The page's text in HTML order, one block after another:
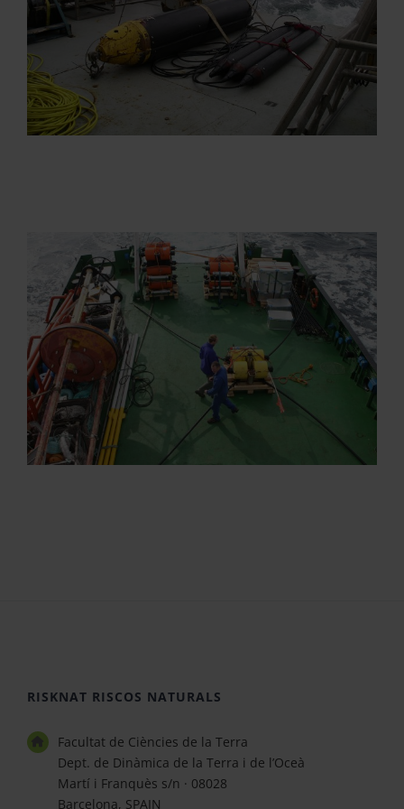
RISKNAT RISCOS NATURALS
Facultat de Ciències de la Terra
Dept. de Dinàmica de la Terra i de l’Oceà
Martí i Franquès s/n · 08028
Barcelona, SPAIN